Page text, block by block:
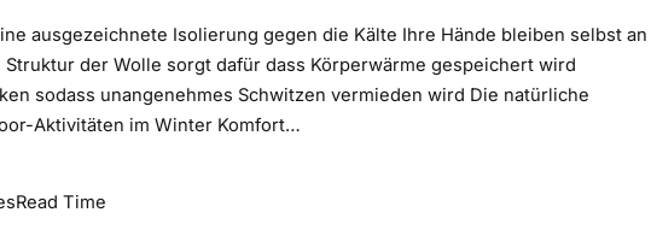
ausgezeichnete Isolierung gegen die Kälte Ihre Hände bleiben selbst an
der Wolle sorgt dafür dass Körperwärme gespeichert wird
sodass unangenehmes Schwitzen vermieden wird Die natürliche
Aktivitäten im Winter Komfort…
Read Time